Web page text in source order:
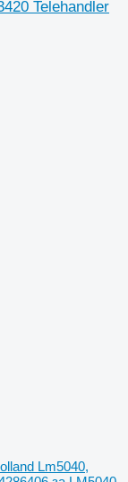
Telehandler
Lm5040,